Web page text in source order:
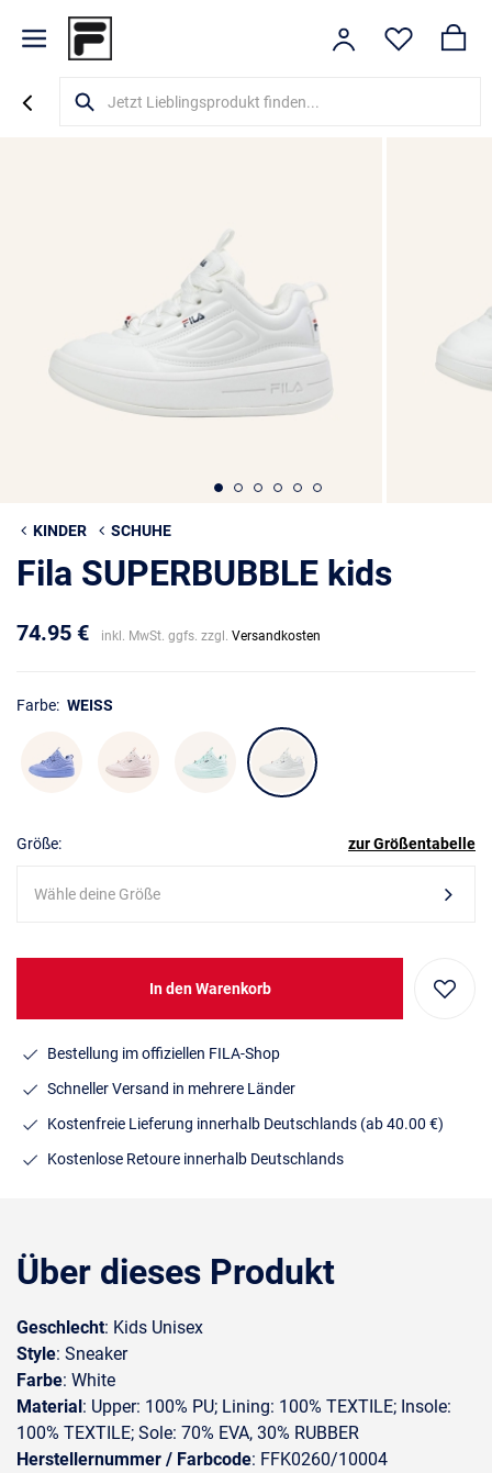
KINDER SCHUHE
Fila SUPERBUBBLE kids
74.95 € inkl. MwSt. ggfs. zzgl. Versandkosten
Farbe: WEISS
Größe: zur Größentabelle
Wähle deine Größe
In den Warenkorb
Bestellung im offiziellen FILA-Shop
Schneller Versand in mehrere Länder
Kostenfreie Lieferung innerhalb Deutschlands (ab 40.00 €)
Kostenlose Retoure innerhalb Deutschlands
Über dieses Produkt
Geschlecht: Kids Unisex
Style: Sneaker
Farbe: White
Material: Upper: 100% PU; Lining: 100% TEXTILE; Insole:
100% TEXTILE; Sole: 70% EVA, 30% RUBBER
Herstellernummer / Farbcode: FFK0260/10004